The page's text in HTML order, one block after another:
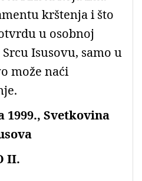
krštenja i što
u osobnoj
Isusovu, samo u
može naći
1999., Svetkovina
II.